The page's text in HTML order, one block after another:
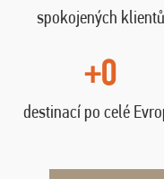
spokojených klientů
+0
destinací po celé